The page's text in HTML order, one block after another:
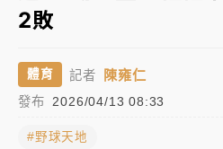
白海豚颱風解除海警 西南風
地午後雷雨
分析｜
標？ 鴻海本週法說法人關注
盟 兩大愛徒向他致
▼
2敗
體育 記者 陳雍仁
發布 2026/04/13 08:33
#野球天地